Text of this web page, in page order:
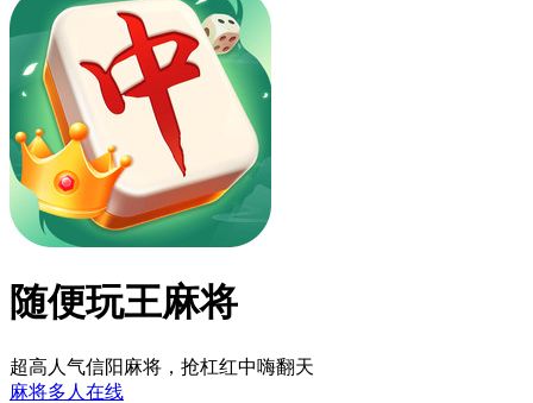
随便玩王麻将
超高人气信阳麻将，抢杠红中嗨翻天
麻将多人在线